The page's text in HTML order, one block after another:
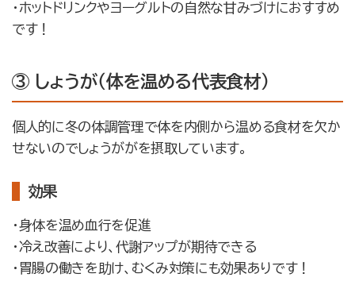
・ホットドリンクやヨーグルトの自然な甘みづけにおすすめ
です！
③ しょうが（体を温める代表食材）
個人的に冬の体調管理で体を内側から温める食材を欠か
せないのでしょうががを摂取しています。
効果
・身体を温め血行を促進
・冷え改善により、代謝アップが期待できる
・胃腸の働きを助け、むくみ対策にも効果ありです！